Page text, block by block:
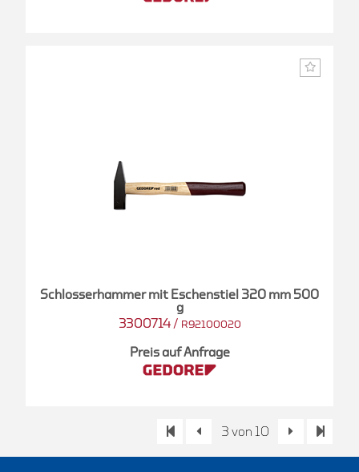
Schlosserhammer mit Eschenstiel 320 mm 500
g
3300714 / R92100020
Preis auf Anfrage
3 von 10